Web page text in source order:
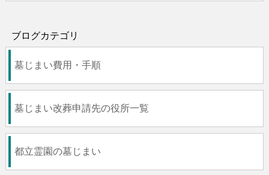
ブログカテゴリ
墓じまい費用・手順
墓じまい改葬申請先の役所一覧
都立霊園の墓じまい